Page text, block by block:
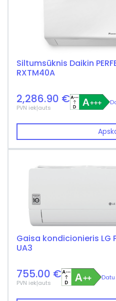
Siltumsūknis Daikin
RXTM40A
2,286.90 €
PVN iekļauts
Gaisa kondicionieris LG
UA3
755.00 €
PVN iekļauts